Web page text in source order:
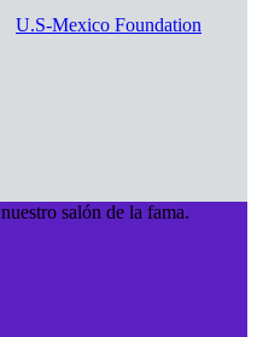
U.S-Mexico Foundation
salón de la fama.